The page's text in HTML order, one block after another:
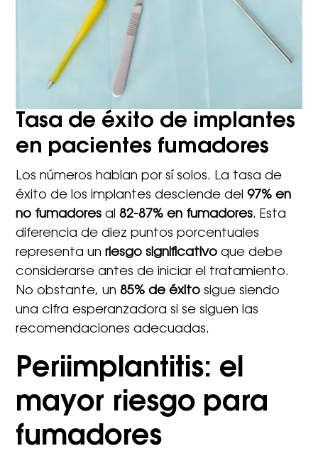
Tasa de éxito de implantes
en pacientes fumadores
Los números hablan por sí solos. La tasa de
éxito de los implantes desciende del97% en
no fumadores al82-87% en fumadores. Esta
diferencia de diez puntos porcentuales
representa un riesgo significativo que debe
considerarse antes de iniciar el tratamiento.
No obstante, un85% de éxito sigue siendo
una cifra esperanzadora si se siguen las
recomendaciones adecuadas.
Periimplantitis: el
mayor riesgo para
fumadores